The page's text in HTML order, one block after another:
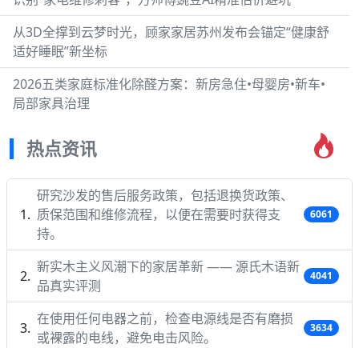
从3D全撑到云梦时光，顾家家居苏州发布会锚定“健康舒
适好睡眠”新坐标
2026五类家庭标准化除醛方案：新房急住•母婴房•新车•
局部家具治理
热点资讯
研究沙发的售后服务政策，包括退换货政策、
质保范围和维修流程，以便在需要时获得支
持。
6061
新实木主义风潮下的家居革新 —— 源氏木语新
品真实评测
4041
在使用任何电器之前，检查电源线是否有磨损
或裸露的电线，避免电击风险。
3634